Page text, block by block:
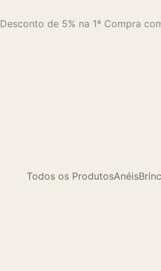
Desconto de 5% na 1ª Compra
Todos os ProdutosAnéis